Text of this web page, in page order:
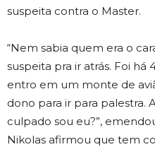
suspeita contra o Master.
“Nem sabia quem era o
suspeita pra ir atrás. Foi há
entro em um monte de
dono para ir para palestra.
culpado sou eu?”,
Nikolas afirmou que tem